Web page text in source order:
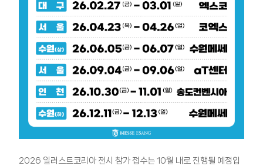
2026 일러스트코리아 전시 참가 접수는 10월 내로 진행될 예정입